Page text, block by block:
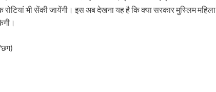
भी सेंकी जायेंगी। इस अब देखना यह है कि क्या सरकार मुस्लिम महिला
छग)